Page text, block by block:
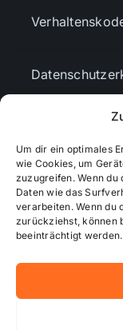
Um dir ein optimales
wie Cookies, um
zuzugreifen. Wenn du
Daten wie das
verarbeiten. Wenn du
zurückziehst, können
beeinträchtigt werden.
Cookie-
Mediendaten
© 2026 -